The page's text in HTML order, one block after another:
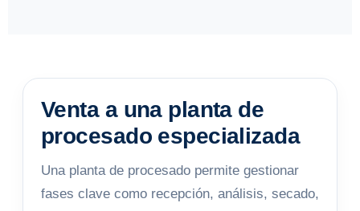
Venta a una planta de
procesado especializada
Una planta de procesado permite gestionar
fases clave como recepción, análisis, secado,